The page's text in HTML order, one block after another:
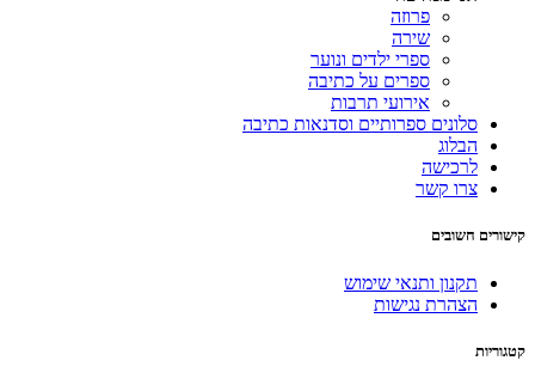
פרוזה
שירה
ספרי ילדים ונוער
ספרים על כתיבה
אירועי תרבות
סלונים ספרותיים וסדנאות כתיבה
הבלוג
לרכישה
צרו קשר
קישורים חשובים
תקנון ותנאי שימוש
הצהרת נגישות
קטגוריות